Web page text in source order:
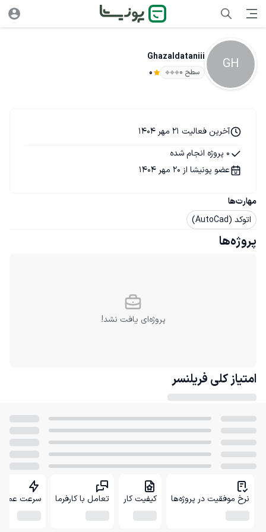
GH
Ghazaldataniii
سطح ۰ 0
مهارت‌ها
اتوکد (AutoCad)
آخرین فعالیت 21 مهر 1404
0 پروژه انجام شده
عضو پونیشا از 20 مهر 1404
پروژه‌ها
پروژه‌ای یافت نشد!
امتیاز کلی فریلنسر
نرخ موفقیت در پروژه‌ها کیفیت کار تعامل با کارفرما سرعت عمل